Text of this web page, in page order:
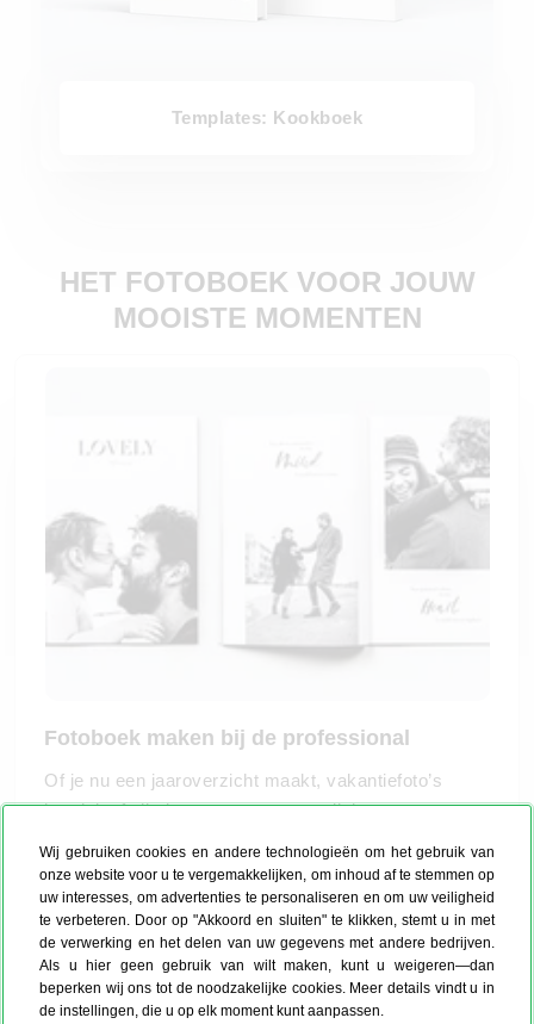
Wij gebruiken cookies en andere technologieën om het gebruik van
onze website voor u te vergemakkelijken, om inhoud af te stemmen op
uw interesses, om advertenties te personaliseren en om uw veiligheid
te verbeteren. Door op "Akkoord en sluiten" te klikken, stemt u in met
de verwerking en het delen van uw gegevens met andere bedrijven.
Als u hier geen gebruik van wilt maken, kunt u weigeren—dan
beperken wij ons tot de noodzakelijke cookies. Meer details vindt u in
de instellingen, die u op elk moment kunt aanpassen.
Templates: Kookboek
HET FOTOBOEK VOOR JOUW
MOOISTE MOMENTEN
Fotoboek maken bij de professional
Of je nu een jaaroverzicht maakt, vakantiefoto’s
bundelt of alledaagse momenten wilt bewaren: een
online. Je kiest zelf hoe je begint. Ontwerp je
fotoboek stap voor stap helemaal zelf, of laat je
helpen door ons slimmeAI-Fotoboekdat alvast een
eerste opzet voor je maakt.
Zo maak je zonder technische kennis een persoonlijk
fotoboek dat past bij jouw stijl, jouw foto’s en jouw